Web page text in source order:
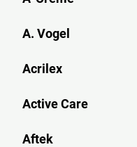
A. Vogel
Acrilex
Active Care
Aftek